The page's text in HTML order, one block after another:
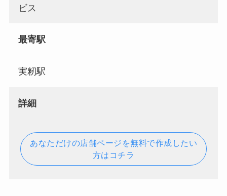
ビス
最寄駅
実籾駅
詳細
あなただけの店舗ページを無料で作成したい
方はコチラ